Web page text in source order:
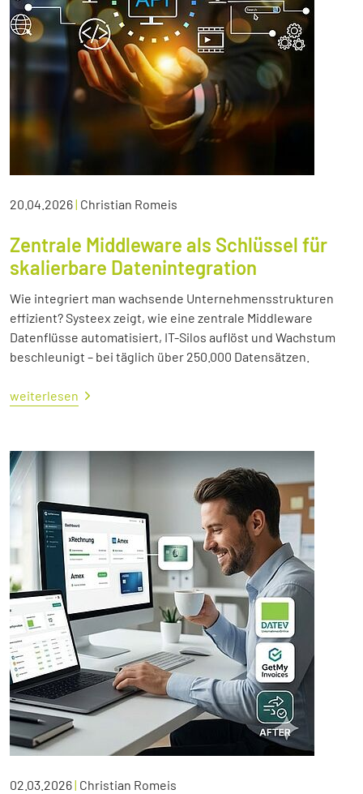
20.04.2026| Christian Romeis
Zentrale Middleware als Schlüssel für
skalierbare Datenintegration
Wie integriert man wachsende Unternehmensstrukturen
effizient? Systeex zeigt, wie eine zentrale Middleware
Datenflüsse automatisiert, IT-Silos auflöst und Wachstum
beschleunigt – bei täglich über 250.000 Datensätzen.
weiterlesen
02.03.2026| Christian Romeis